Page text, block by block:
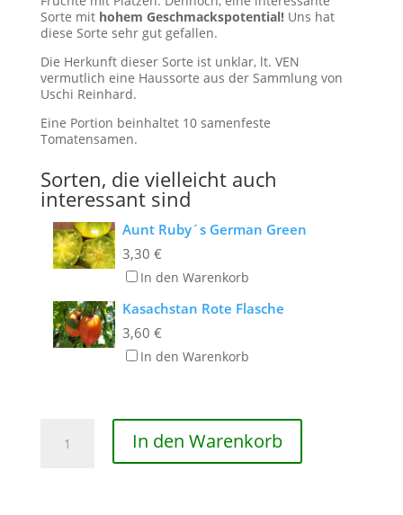
Sorte mit hohem Geschmackspotential!Uns hat
diese Sorte sehr gut gefallen.
Die Herkunft dieser Sorte ist unklar, lt. VEN
vermutlich eine Haussorte aus der Sammlung von
Uschi Reinhard.
Eine Portion beinhaltet 10 samenfeste
Tomatensamen.
Sorten, die vielleicht auch
interessant sind
Aunt Ruby´s German Green
3,30 €
In den Warenkorb
Kasachstan Rote Flasche
3,60 €
In den Warenkorb
Menge
In den Warenkorb